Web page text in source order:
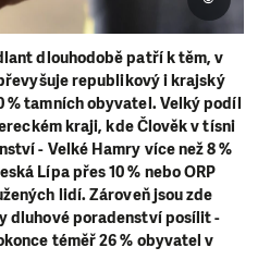
dlouhodobě patří k těm, v
republikový i krajský
% tamních obyvatel. Velký podíl
kraji, kde Člověk v tísni
- Velké Hamry více než 8 %
Lípa přes 10 % nebo ORP
lidí. Zároveň jsou zde
dluhové poradenství posílit -
téměř 26 % obyvatel v